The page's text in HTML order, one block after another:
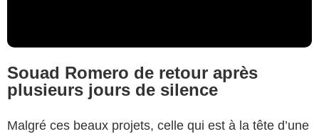
Souad Romero de retour après
plusieurs jours de silence
Malgré ces beaux projets, celle qui est à la tête d’une